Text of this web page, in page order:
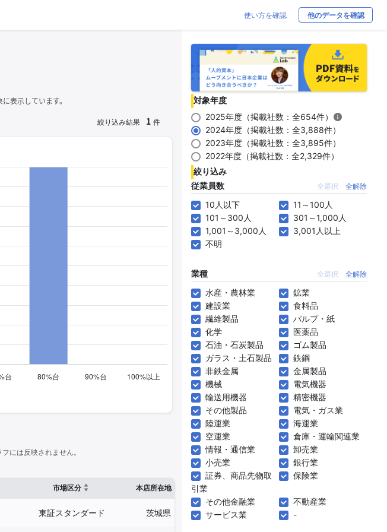
使い方を確認 他のデータを確認
表示しています。
絞り込み結果 1 件
には反映されません。
市場区分 本店所在地
東証スタンダード 茨城県 624人
対象年度
2025年度（掲載社数：全654件）
2024年度（掲載社数：全3,888件）
2023年度（掲載社数：全3,895件）
2022年度（掲載社数：全2,329件）
絞り込み
従業員数
全選択 全解除
10人以下
11～100人
101～300人
301～1,000人
1,001～3,000人
3,001人以上
不明
業種 全選択 全解除
水産・農林業
鉱業
建設業
食料品
繊維製品
パルプ・紙
化学
医薬品
石油・石炭製品
ゴム製品
ガラス・土石製品
鉄鋼
非鉄金属
金属製品
機械
電気機器
輸送用機器
精密機器
その他製品
電気・ガス業
陸運業
海運業
空運業
倉庫・運輸関連業
情報・通信業
卸売業
小売業
銀行業
証券、商品先物取
引業
保険業
その他金融業
不動産業
サービス業
-